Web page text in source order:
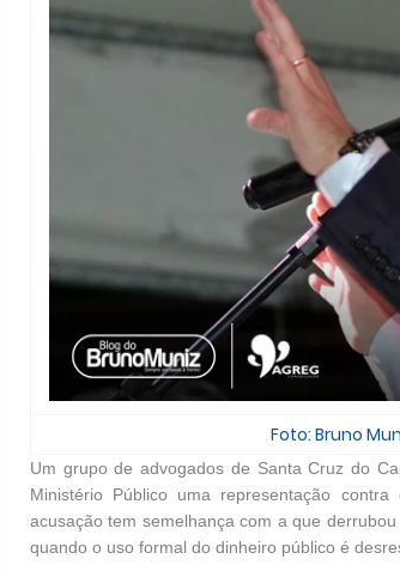
Foto: Bruno
Um grupo de advogados de Santa Cruz do
Ministério Público uma representação
acusação tem semelhança com a que
quando o uso formal do dinheiro público é